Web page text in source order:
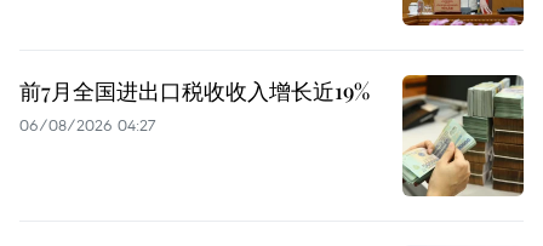
前7月全国进出口税收收入增长近19%
06/08/2026 04:27